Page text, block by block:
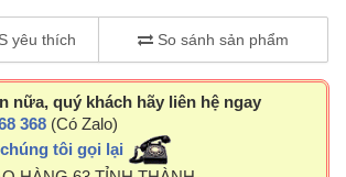
yêu thích So sánh sản phẩm
nữa, quý khách hãy liên hệ ngay
368 (Có Zalo)
tôi gọi lại